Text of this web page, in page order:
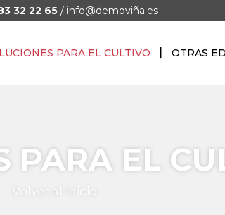
32 22 65/ info@demoviña.es
PARA EL CULTIVO OTRAS
PARA EL
Volver al inicio